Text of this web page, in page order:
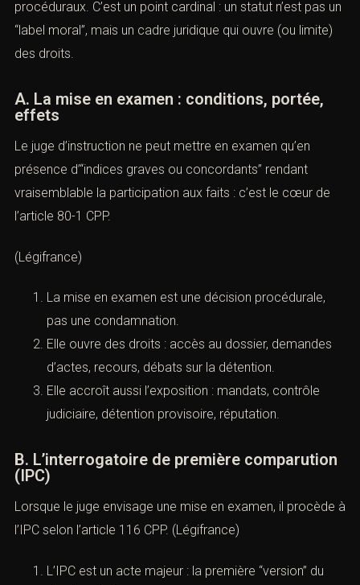
procéduraux. C’est un point cardinal : un statut n’est pas un
“label moral”, mais un cadre juridique qui ouvre (ou limite)
des droits.
A. La mise en examen : conditions, portée,
effets
Le juge d’instruction ne peut mettre en examen qu’en
présence d’“indices graves ou concordants” rendant
vraisemblable la participation aux faits : c’est le cœur de
l’article 80-1 CPP.
(Légifrance)
La mise en examen est une décision procédurale,
pas une condamnation.
Elle ouvre des droits : accès au dossier, demandes
d’actes, recours, débats sur la détention.
Elle accroît aussi l’exposition : mandats, contrôle
judiciaire, détention provisoire, réputation.
B. L’interrogatoire de première comparution
(IPC)
Lorsque le juge envisage une mise en examen, il procède à
l’IPC selon l’article 116 CPP. (Légifrance)
L’IPC est un acte majeur : la première “version” du